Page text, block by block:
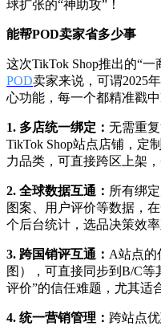
球扩张的“神助攻”！
能帮POD卖家省多少事
这次TikTok Shop推出的“
POD卖家来说，可谓2025
心功能，每一个都精准戳
1. 多店统一绑定： 无需重
TikTok Shop站点店铺，定
力品类，可直接跨区上架
2. 全球数据互通： 所有绑
图案、用户评价等数据，
个后台统计，选品决策效率
3. 跨国销评互通： A站点的
图），可直接同步到B/C
评价”的信任难题，尤其适
4. 统一营销管理： 跨站点